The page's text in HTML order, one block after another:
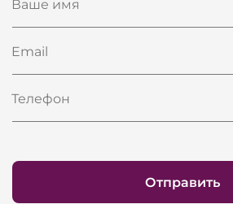
Ваше имя
Email
Телефон
Отправить